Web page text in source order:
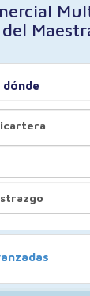
del
dónde